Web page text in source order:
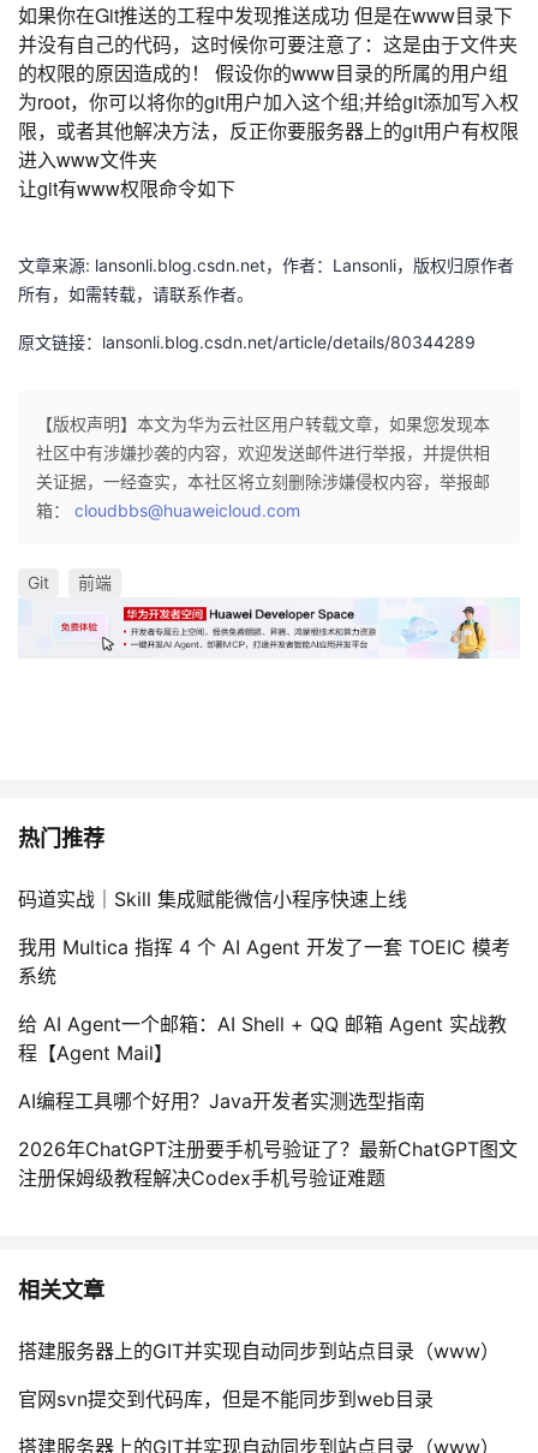
学
堂
我
课
程
的
认
我
的
验
我
收
藏
持
我
的
术
我
云
议
如果你在Git推送的工程中发现推送成功 但是在www目录下
并没有自己的代码，这时候你可要注意了：这是由于文件夹
的权限的原因造成的！ 假设你的www目录的所属的用户组
为root，你可以将你的git用户加入这个组;并给git添加写入权
限，或者其他解决方法，反正你要服务器上的git用户有权限
进入www文件夹
让git有www权限命令如下
文章来源: lansonli.blog.csdn.net，作者：Lansonli，版权归原作者
所有，如需转载，请联系作者。
原文链接：lansonli.blog.csdn.net/article/details/80344289
【版权声明】本文为华为云社区用户转载文章，如果您发现本
社区中有涉嫌抄袭的内容，欢迎发送邮件进行举报，并提供相
关证据，一经查实，本社区将立刻删除涉嫌侵权内容，举报邮
箱： cloudbbs@huaweicloud.com
Git 前端
热门推荐
码道实战｜Skill 集成赋能微信小程序快速上线
我用 Multica 指挥 4 个 AI Agent 开发了一套 TOEIC 模考
系统
给 AI Agent一个邮箱：AI Shell + QQ 邮箱 Agent 实战教
程【Agent Mail】
AI编程工具哪个好用？Java开发者实测选型指南
2026年ChatGPT注册要手机号验证了？最新ChatGPT图文
注册保姆级教程解决Codex手机号验证难题
相关文章
搭建服务器上的GIT并实现自动同步到站点目录（www）
官网svn提交到代码库，但是不能同步到web目录
搭建服务器上的GIT并实现自动同步到站点目录（www）